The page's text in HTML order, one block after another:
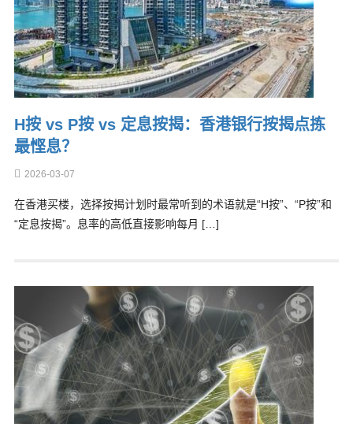
H按 vs P按 vs 定息按揭：香港银行按揭点拣
最悭息？
2026-03-07
在香港买楼，选择按揭计划时最常听到的术语就是“H按”、“P按”和
“定息按揭”。息率的高低直接影响每月 […]